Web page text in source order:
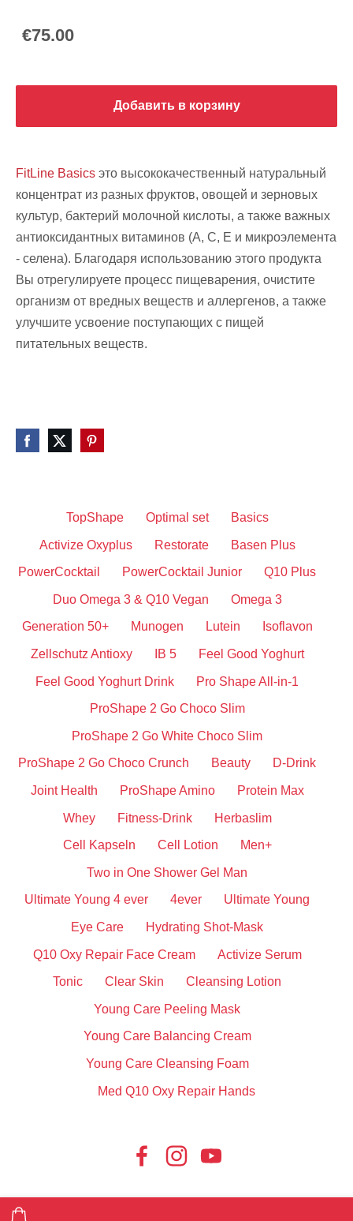
€75.00
Добавить в корзину
FitLine Basics это высококачественный натуральный
концентрат из разных фруктов, овощей и зерновых
культур, бактерий молочной кислоты, а также важных
антиоксидантных витаминов (А, С, Е и микроэлемента
- селена). Благодаря использованию этого продукта
Вы отрегулируете процесс пищеварения, очистите
организм от вредных веществ и аллергенов, а также
улучшите усвоение поступающих с пищей
питательных веществ.
TopShape Optimal set Basics
Activize Oxyplus Restorate Basen Plus
PowerCocktail PowerCocktail Junior Q10 Plus
Duo Omega 3 & Q10 Vegan Omega 3
Generation 50+ Munogen Lutein Isoflavon
Zellschutz Antioxy IB 5 Feel Good Yoghurt
Feel Good Yoghurt Drink Pro Shape All-in-1
ProShape 2 Go Choco Slim
ProShape 2 Go White Choco Slim
ProShape 2 Go Choco Crunch Beauty D-Drink
Joint Health ProShape Amino Protein Max
Whey Fitness-Drink Herbaslim
Cell Kapseln Cell Lotion Men+
Two in One Shower Gel Man
Ultimate Young 4 ever 4ever Ultimate Young
Eye Care Hydrating Shot-Mask
Q10 Oxy Repair Face Cream Activize Serum
Tonic Clear Skin Cleansing Lotion
Young Care Peeling Mask
Young Care Balancing Cream
Young Care Cleansing Foam
Med Q10 Oxy Repair Hands